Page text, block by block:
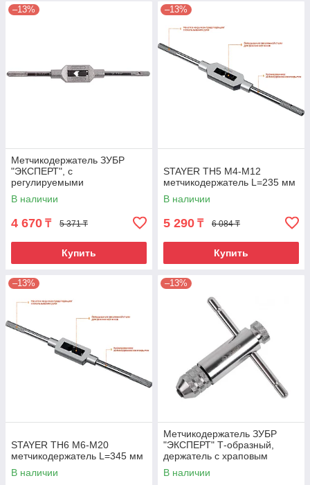
–13%
Метчикодержатель ЗУБР
"ЭКСПЕРТ", с
регулируемыми
вкладышами, №2 М4-М12 L-
280мм
В наличии
4 670 ₸ 5 371 ₸
Купить
–13%
STAYER TH5 М4-М12
метчикодержатель L=235 мм
В наличии
5 290 ₸ 6 084 ₸
Купить
–13%
STAYER TH6 М6-М20
метчикодержатель L=345 мм
В наличии
–13%
Метчикодержатель ЗУБР
"ЭКСПЕРТ" Т-образный,
держатель с храповым
механизмом и реверсом, М5-
М12 L-110мм/L-120мм
В наличии